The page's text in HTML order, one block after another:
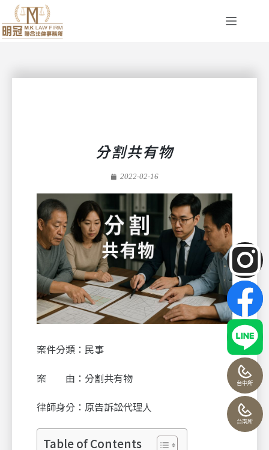
分割共有物
2022-02-16
案件分類：民事
案 由：分割共有物
律師身分：原告訴訟代理人
Table of Contents
台中所
台南所